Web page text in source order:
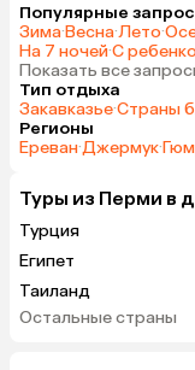
Популярные
Зима·Весна·Лето·
На 7 ночей·С
Показать все
Тип отдыха
Закавказье·Страны
Регионы
Ереван·Джермук·
Туры из Перми в
Турция
Египет
Таиланд
Гонконг
Остальные страны